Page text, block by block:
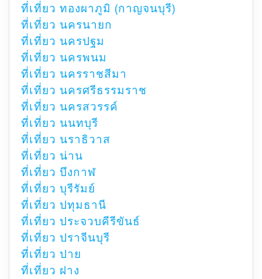
ที่เที่ยว ทองผาภูมิ (กาญจนบุรี)
ที่เที่ยว นครนายก
ที่เที่ยว นครปฐม
ที่เที่ยว นครพนม
ที่เที่ยว นครราชสีมา
ที่เที่ยว นครศรีธรรมราช
ที่เที่ยว นครสวรรค์
ที่เที่ยว นนทบุรี
ที่เที่ยว นราธิวาส
ที่เที่ยว น่าน
ที่เที่ยว บึงกาฬ
ที่เที่ยว บุรีรัมย์
ที่เที่ยว ปทุมธานี
ที่เที่ยว ประจวบคีรีขันธ์
ที่เที่ยว ปราจีนบุรี
ที่เที่ยว ปาย
ที่เที่ยว ฝาง